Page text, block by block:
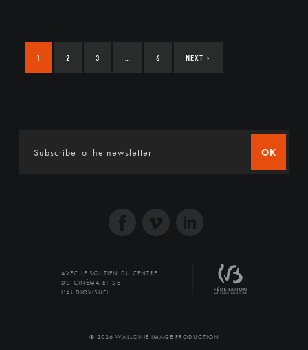
1 2 3 … 6 NEXT ›
OK
AVEC LE SOUTIEN DU CENTRE
DU CINÉMA ET DE
L'AUDIOVISUEL
© 2026 WALLONIE IMAGE PRODUCTION